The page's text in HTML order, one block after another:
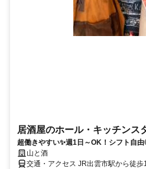
居酒屋のホール・キッチンス
超働きやすい✨週1日～OK！シフト自
山と酒
交通・アクセス JR出雲市駅から徒歩